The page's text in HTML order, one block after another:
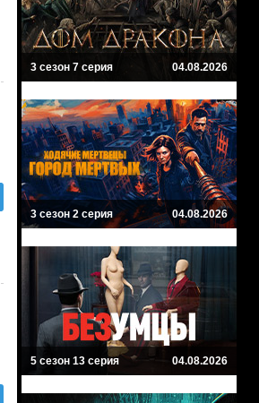
3 сезон 7 серия 04.08.2026
3 сезон 2 серия 04.08.2026
5 сезон 13 серия 04.08.2026